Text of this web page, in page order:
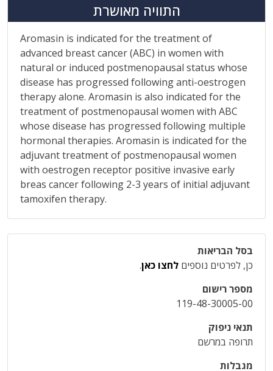
התוויה מאושרת
Aromasin is indicated for the treatment of
advanced breast cancer (ABC) in women with
natural or induced postmenopausal status whose
disease has progressed following anti-oestrogen
therapy alone. Aromasin is also indicated for the
treatment of postmenopausal women with ABC
whose disease has progressed following multiple
hormonal therapies. Aromasin is indicated for the
adjuvant treatment of postmenopausal women
with oestrogen receptor positive invasive early
breas cancer following 2-3 years of initial adjuvant
tamoxifen therapy.
בסל הבריאות
כן, לפרטים נוספים לחצו כאן.
מספר רישום
119-48-30005-00
תנאי ניפוק
תרופה במרשם
מגבלות